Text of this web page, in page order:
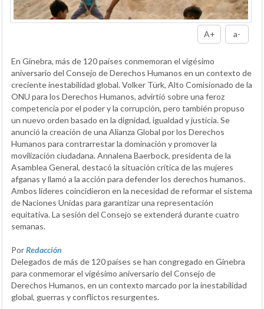
A+ a-
En Ginebra, más de 120 países conmemoran el vigésimo
aniversario del Consejo de Derechos Humanos en un contexto de
creciente inestabilidad global. Volker Türk, Alto Comisionado de la
ONU para los Derechos Humanos, advirtió sobre una feroz
competencia por el poder y la corrupción, pero también propuso
un nuevo orden basado en la dignidad, igualdad y justicia. Se
anunció la creación de una Alianza Global por los Derechos
Humanos para contrarrestar la dominación y promover la
movilización ciudadana. Annalena Baerbock, presidenta de la
Asamblea General, destacó la situación crítica de las mujeres
afganas y llamó a la acción para defender los derechos humanos.
Ambos líderes coincidieron en la necesidad de reformar el sistema
de Naciones Unidas para garantizar una representación
equitativa. La sesión del Consejo se extenderá durante cuatro
semanas.
PorRedacción
Delegados de más de 120 países se han congregado en Ginebra
para conmemorar el vigésimo aniversario del Consejo de
Derechos Humanos, en un contexto marcado por la inestabilidad
global, guerras y conflictos resurgentes.